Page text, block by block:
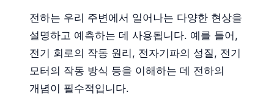
전하는 우리 주변에서 일어나는 다양한 현상을
설명하고 예측하는 데 사용됩니다. 예를 들어,
전기 회로의 작동 원리, 전자기파의 성질, 전기
모터의 작동 방식 등을 이해하는 데 전하의
개념이 필수적입니다.